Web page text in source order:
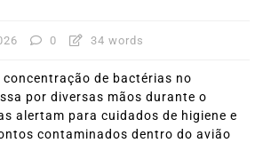
0 34 words
de bactérias no
por diversas mãos durante o
alertam para cuidados de higiene e
contaminados dentro do avião